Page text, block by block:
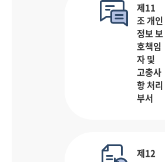
제11
조 개인
정보 보
호책임
자 및
고충사
항 처리
부서
제12